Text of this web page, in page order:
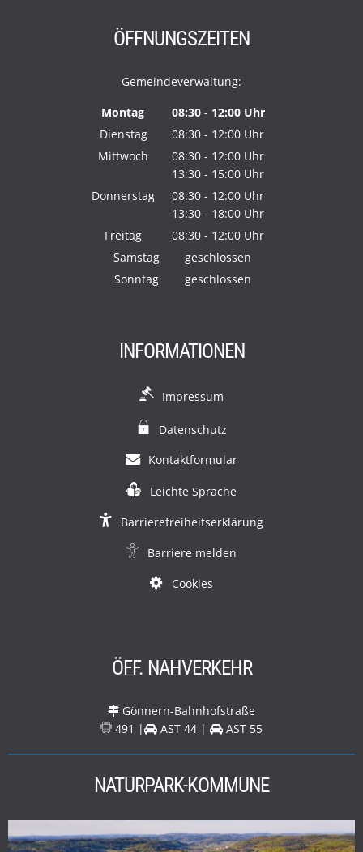
ÖFFNUNGSZEITEN
Gemeindeverwaltung:
Montag
08:30- 12:00Uhr
Von 08:30 bis 12:00 Uhr
Dienstag 08:30 - 12:00 Uhr
Von 08:30 bis 12:00 Uhr
Mittwoch 08:30 - 12:00 Uhr
Von 08:30 bis 12:00 Uhr
13:30 - 15:00 Uhr
Von 13:30 bis 15:00 Uhr
Donnerstag 08:30 - 12:00 Uhr
Von 08:30 bis 12:00 Uhr
13:30 - 18:00 Uhr
Von 13:30 bis 18:00 Uhr
Freitag 08:30 - 12:00 Uhr
Von 08:30 bis 12:00 Uhr
Samstag
geschlossen
Sonntag
geschlossen
INFORMATIONEN
Impressum
Datenschutz
Kontaktformular
Leichte Sprache
Barrierefreiheitserklärung
Barriere melden
Cookies
ÖFF. NAHVERKEHR
Gönnern-Bahnhofstraße
491 |
AST 44 | AST 55
NATURPARK-KOMMUNE